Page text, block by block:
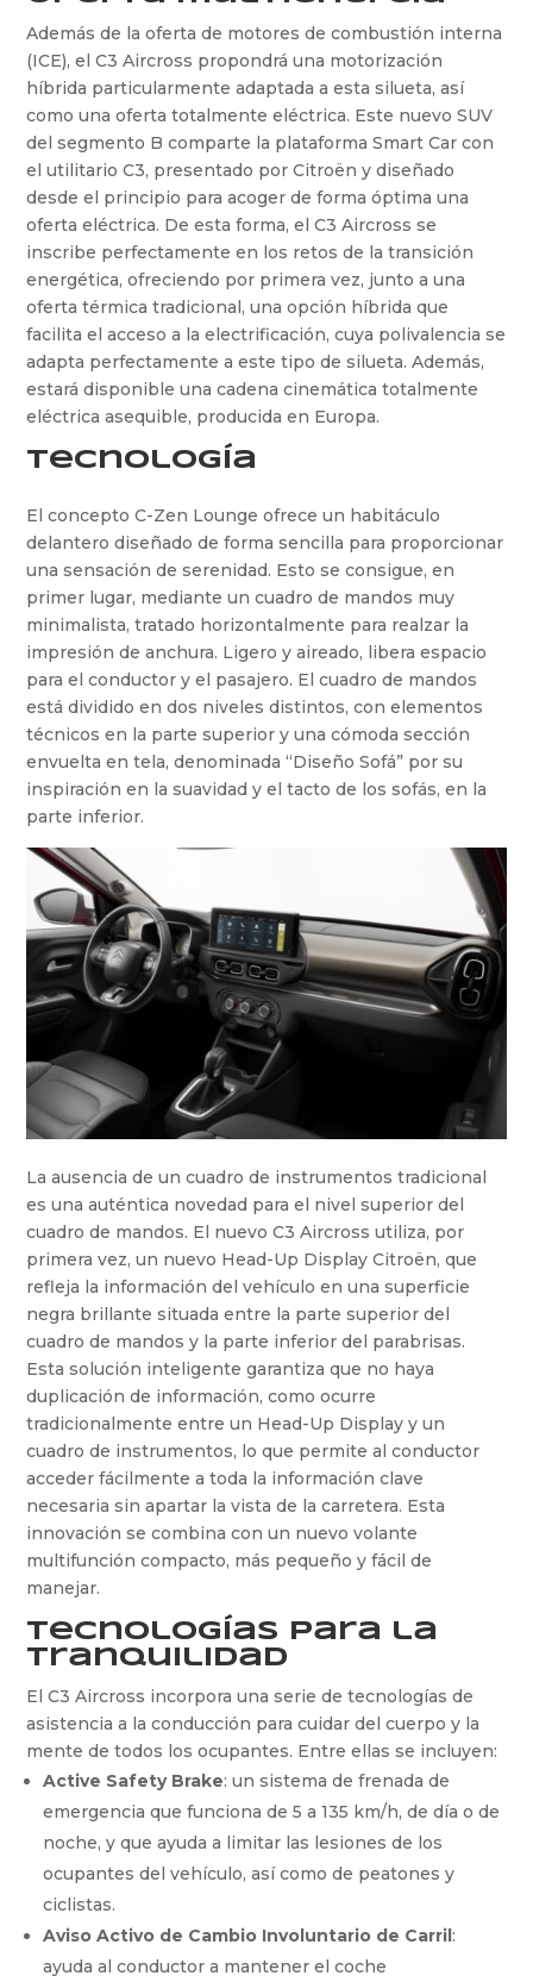
Además de la oferta de motores de combustión interna
(ICE), el C3 Aircross propondrá una motorización
híbrida particularmente adaptada a esta silueta, así
como una oferta totalmente eléctrica. Este nuevo SUV
del segmento B comparte la plataforma Smart Car con
el utilitario C3, presentado por Citroën y diseñado
desde el principio para acoger de forma óptima una
oferta eléctrica. De esta forma, el C3 Aircross se
inscribe perfectamente en los retos de la transición
energética, ofreciendo por primera vez, junto a una
oferta térmica tradicional, una opción híbrida que
facilita el acceso a la electrificación, cuya polivalencia se
adapta perfectamente a este tipo de silueta. Además,
estará disponible una cadena cinemática totalmente
eléctrica asequible, producida en Europa.
Tecnología
El concepto C-Zen Lounge ofrece un habitáculo
delantero diseñado de forma sencilla para proporcionar
una sensación de serenidad. Esto se consigue, en
primer lugar, mediante un cuadro de mandos muy
minimalista, tratado horizontalmente para realzar la
impresión de anchura. Ligero y aireado, libera espacio
para el conductor y el pasajero. El cuadro de mandos
está dividido en dos niveles distintos, con elementos
técnicos en la parte superior y una cómoda sección
envuelta en tela, denominada “Diseño Sofá” por su
inspiración en la suavidad y el tacto de los sofás, en la
parte inferior.
La ausencia de un cuadro de instrumentos tradicional
es una auténtica novedad para el nivel superior del
cuadro de mandos. El nuevo C3 Aircross utiliza, por
primera vez, un nuevo Head-Up Display Citroën, que
refleja la información del vehículo en una superficie
negra brillante situada entre la parte superior del
cuadro de mandos y la parte inferior del parabrisas.
Esta solución inteligente garantiza que no haya
duplicación de información, como ocurre
tradicionalmente entre un Head-Up Display y un
cuadro de instrumentos, lo que permite al conductor
acceder fácilmente a toda la información clave
necesaria sin apartar la vista de la carretera. Esta
innovación se combina con un nuevo volante
multifunción compacto, más pequeño y fácil de
manejar.
Tecnologías para la
tranquilidad
El C3 Aircross incorpora una serie de tecnologías de
asistencia a la conducción para cuidar del cuerpo y la
mente de todos los ocupantes. Entre ellas se incluyen:
Active Safety Brake: un sistema de frenada de
emergencia que funciona de 5 a 135 km/h, de día o de
noche, y que ayuda a limitar las lesiones de los
ocupantes del vehículo, así como de peatones y
ciclistas.
Aviso Activo de Cambio Involuntario de Carril:
ayuda al conductor a mantener el coche